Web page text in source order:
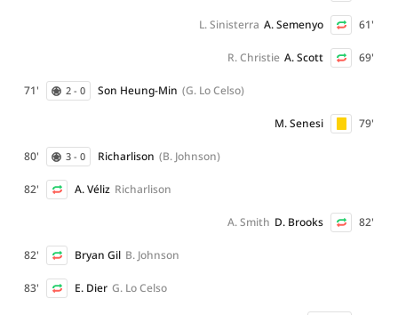
61'
A. Semenyo
L. Sinisterra
69'
A. Scott
R. Christie
71' 2 - 0 Son Heung-Min (G. Lo Celso)
79'
M. Senesi
80' 3 - 0 Richarlison (B. Johnson)
82' A. Véliz Richarlison
82'
D. Brooks
A. Smith
82' Bryan Gil B. Johnson
83' E. Dier G. Lo Celso